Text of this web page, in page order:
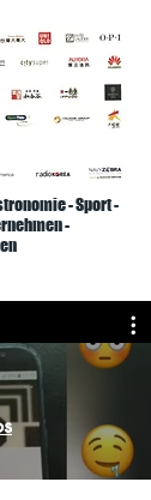
- Sport -
-